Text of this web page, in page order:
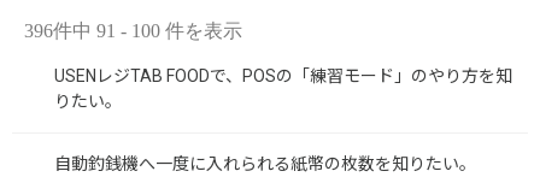
396件中 91 - 100 件を表示
USENレジTAB FOODで、POSの「練習モード」のやり方を知
りたい。
自動釣銭機へ一度に入れられる紙幣の枚数を知りたい。